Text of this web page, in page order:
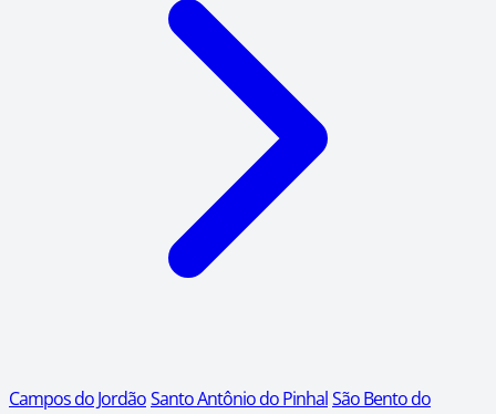
Campos do JordãoSanto Antônio do PinhalSão Bento do